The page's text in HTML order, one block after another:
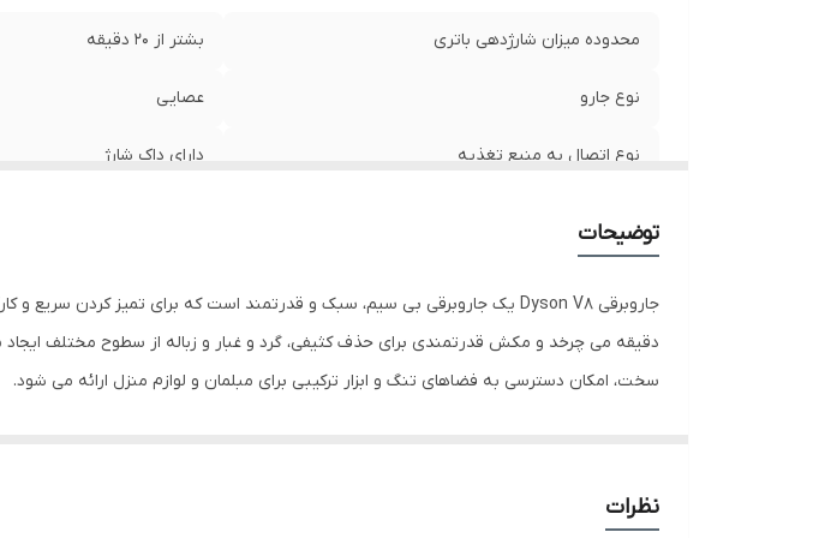
محدوده میزان شارژدهی باتری بشتر از 20 دقیقه
نوع جارو عصايی
نوع اتصال به منبع تغذیه دارای داک شارژ
میزان صدا 2 دسیبل
توضیحات
سخت، امکان دسترسی به فضاهای تنگ و ابزار ترکیبی برای مبلمان و لوازم منزل ارائه می شود.
نظرات